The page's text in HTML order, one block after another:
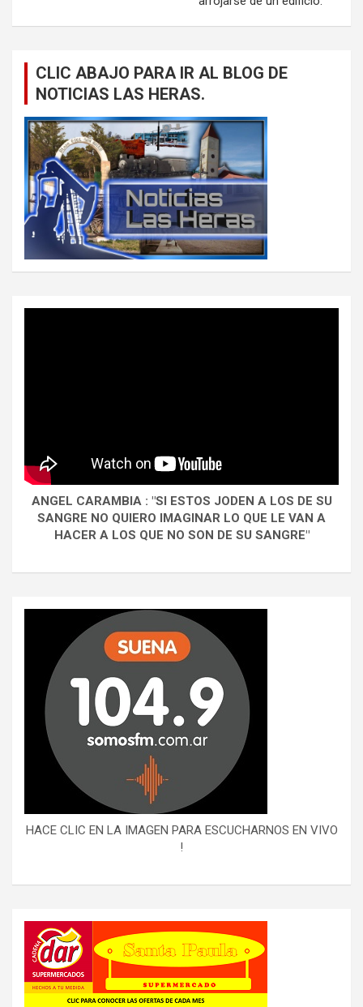
CLIC ABAJO PARA IR AL BLOG DE
NOTICIAS LAS HERAS.
ANGEL CARAMBIA : "SI ESTOS JODEN A LOS DE SU
SANGRE NO QUIERO IMAGINAR LO QUE LE VAN A
HACER A LOS QUE NO SON DE SU SANGRE"
HACE CLIC EN LA IMAGEN PARA ESCUCHARNOS EN VIVO
!